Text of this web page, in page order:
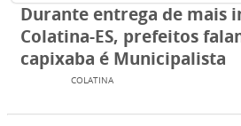
Durante entrega de mais
Colatina-ES, prefeitos
capixaba é Municipalista
COLATINA